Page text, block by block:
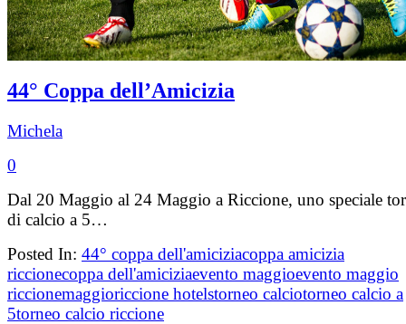
44° Coppa dell’Amicizia
Michela
0
Dal 20 Maggio al 24 Maggio a Riccione, uno speciale
di calcio a 5…
Posted In: 44° coppa dell'amiciziacoppa amicizia
riccionecoppa dell'amiciziaevento maggioevento maggio
riccionemaggioriccione hotelstorneo calciotorneo calcio a
5torneo calcio riccione